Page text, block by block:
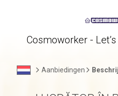
Cosmoworker -
Aanbiedingen